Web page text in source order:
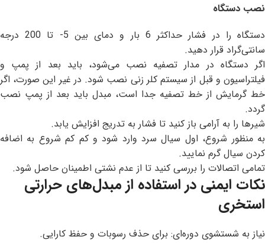
نصب دستگاه
دستگاه را در فشار حداکثر 6 بار و دمای بین 5- تا 200 درجه
سانتی‌گراد قرار دهید.
اگر دستگاه در مدار تصفیه نصب می‌شود، باید بعد از پمپ و
فیلتراسیون و قبل از سیستم کلر زنی نصب شود. در غیر این صورت، اگر
خط گرمایش از خط تصفیه جدا است، مبدل باید بعد از پمپ نصب
گردد.
شیرها را به آرامی باز کنید تا فشار به تدریج افزایش یابد.
به منظور شروع، اول سیال سرد وارد شود و کم کم شروع به اضافه
کردن سیال گرم نمایید.
تمامی اتصالات را بررسی کنید تا از عدم نشتی اطمینان حاصل شود.
نکات ایمنی در استفاده از مبدل‌های حرارتی
استخری
نیاز به شستشوی دوره‌ای: برای حذف رسوبات و حفظ کارایی.